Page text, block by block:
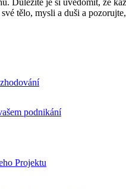
Důležité je si uvědomit, že
tělo, mysli a duši a
podnikání